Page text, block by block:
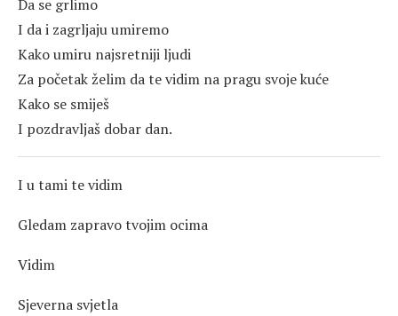
Da se grlimo
I da i zagrljaju umiremo
Kako umiru najsretniji ljudi
Za početak želim da te vidim na pragu svoje kuće
Kako se smiješ
I pozdravljaš dobar dan.
I u tami te vidim
Gledam zapravo tvojim ocima
Vidim
Sjeverna svjetla